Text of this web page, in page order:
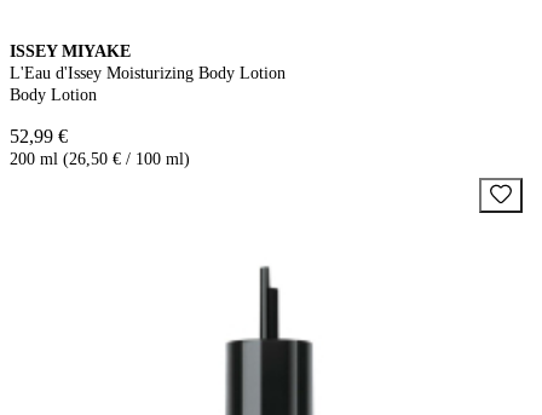
ISSEY MIYAKE
L'Eau d'Issey Moisturizing Body Lotion
Body Lotion
52,99 €
200 ml (26,50 € / 100 ml)